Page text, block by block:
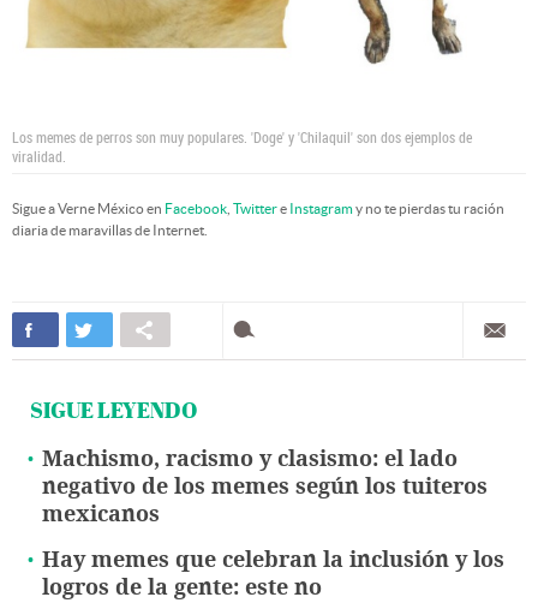
Los memes de perros son muy populares. 'Doge' y 'Chilaquil' son dos ejemplos de
viralidad.
Sigue a Verne México en Facebook Twittere Instagramy no te pierdas tu ración
diaria de maravillas de Internet.
SIGUE LEYENDO
Machismo, racismo y clasismo: el lado
negativo de los memes según los tuiteros
mexicanos
Hay memes que celebran la inclusión y los
logros de la gente: este no